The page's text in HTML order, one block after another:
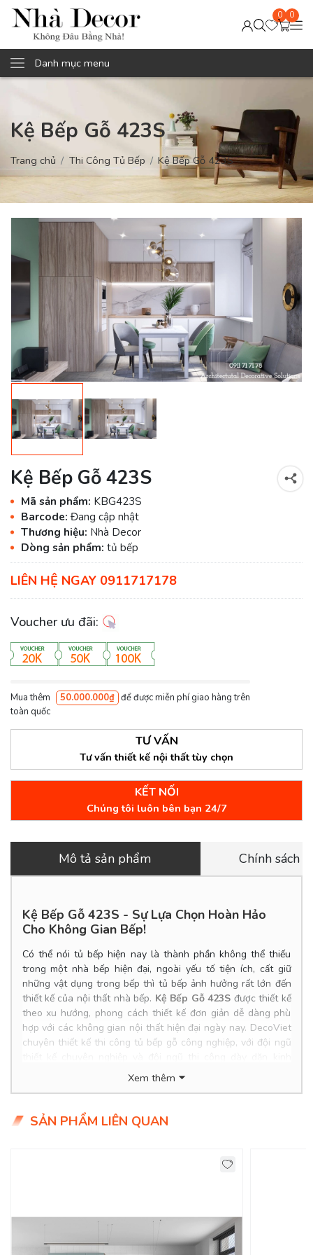
0 0
Danh mục menu
Kệ Bếp Gỗ 423S
Trang chủ Thi Công Tủ Bếp Kệ Bếp Gỗ 423S
Kệ Bếp Gỗ 423S
Mã sản phẩm: KBG423S
Barcode: Đang cập nhật
Thương hiệu: Nhà Decor
Dòng sản phẩm: tủ bếp
LIÊN HỆ NGAY 0911717178
Voucher ưu đãi:
Mua thêm 50.000.000₫ để được miễn phí giao hàng trên
toàn quốc
TƯ VẤN
Tư vấn thiết kế nội thất tùy chọn
KẾT NỐI
Chúng tôi luôn bên bạn 24/7
Mô tả sản phẩm Chính sách
Kệ Bếp Gỗ 423S - Sự Lựa Chọn Hoàn Hảo
Cho Không Gian Bếp!
Có thể nói tủ bếp hiện nay là thành phần không thể thiếu
trong một nhà bếp hiện đại, ngoài yếu tố tiện ích, cất giữ
những vật dụng trong bếp thì tủ bếp ảnh hưởng rất lớn đến
thiết kế của nội thất nhà bếp. Kệ Bếp Gỗ 423S được thiết kế
theo xu hướng, phong cách thiết kế đơn giản dễ dàng phù
hợp với các không gian nội thất hiện đại ngày nay. DecoViet
chuyên thiết kế thi công tủ bếp gỗ công nghiệp, với đội ngũ
nghiệm, giá cả hợp lý nhất thị trường.
Product Info
Kích thước: Đặt đóng theo yêu cầu.
Delivery Free: Miễn Phí Giao Hàng Nội Thành HCM, Biên
Hoà, TDM Bình Dương
Xem thêm
SẢN PHẨM LIÊN QUAN